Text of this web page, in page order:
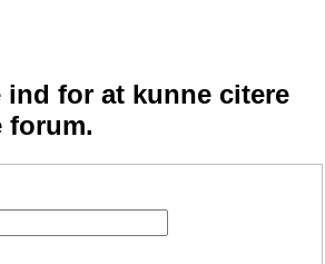
ind for at kunne citere